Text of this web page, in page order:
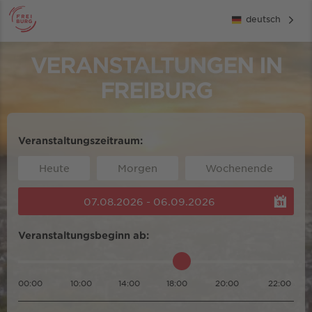
deutsch
VERANSTALTUNGEN IN
FREIBURG
Veranstaltungszeitraum:
Heute Morgen Wochenende
07.08.2026 - 06.09.2026
Veranstaltungsbeginn ab:
00:00 10:00 14:00 18:00 20:00 22:00